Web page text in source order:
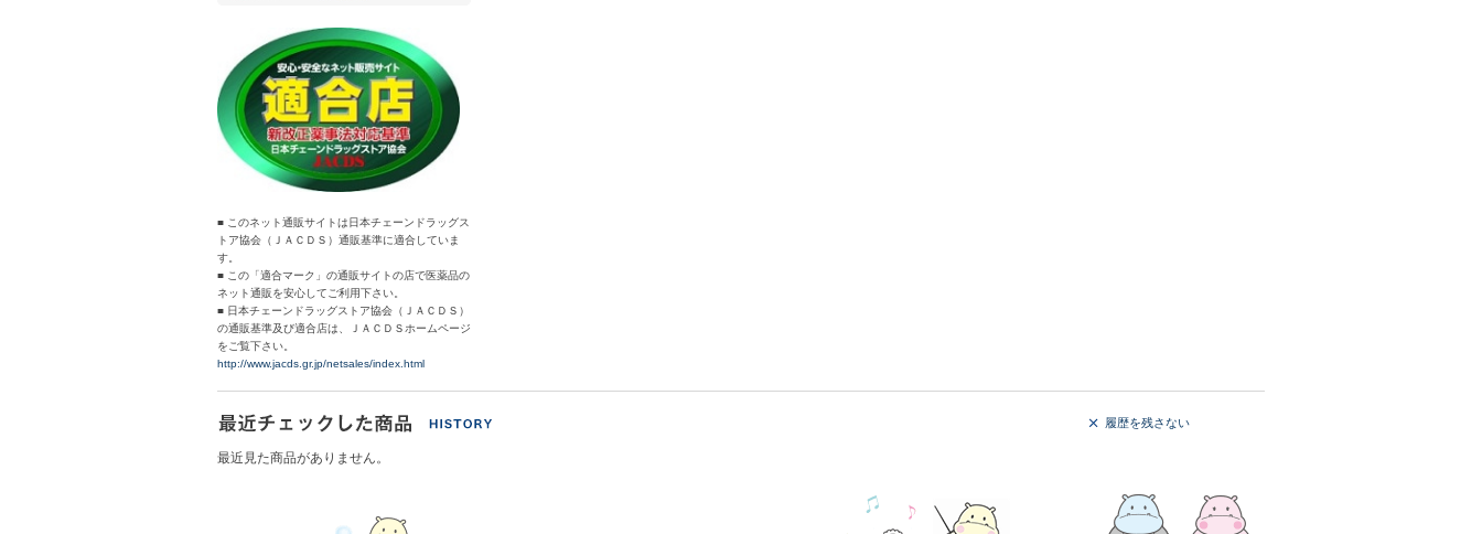
■ このネット通販サイトは日本チェーンドラッグス
トア協会（ＪＡＣＤＳ）通販基準に適合していま
す。
■ この「適合マーク」の通販サイトの店で医薬品の
ネット通販を安心してご利用下さい。
■ 日本チェーンドラッグストア協会（ＪＡＣＤＳ）
の通販基準及び適合店は、ＪＡＣＤＳホームページ
をご覧下さい。
http://www.jacds.gr.jp/netsales/index.html
履歴を残さない
最近見た商品がありません。